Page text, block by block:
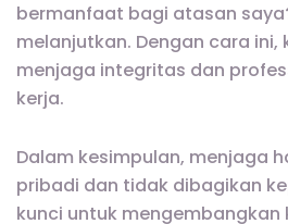
bermanfaat bagi atasan
melanjutkan. Dengan cara ini,
menjaga integritas dan
kerja.
Dalam kesimpulan, menjaga
pribadi dan tidak dibagikan
kunci untuk mengembangkan